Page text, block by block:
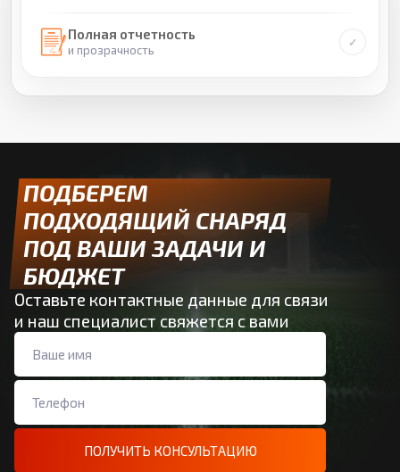
Полная отчетность
и прозрачность
ПОДБЕРЕМ
ПОДХОДЯЩИЙ СНАРЯД
ПОД ВАШИ ЗАДАЧИ И
БЮДЖЕТ
Оставьте контактные данные для связи
и наш специалист свяжется с вами
ПОЛУЧИТЬ КОНСУЛЬТАЦИЮ